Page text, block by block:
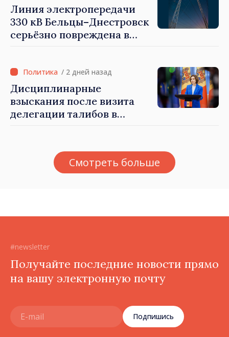
честными»
Линия электропередачи
330 кВ Бельцы–Днестровск
серьёзно повреждена в
/ 2 дней назад
Дисциплинарные
взыскания после визита
делегации талибов в
занимающие высокие
должности, не знают
политики государства»
Смотреть больше
#newsletter
Получайте последние новости прямо
на вашу электронную почту
Подпишись